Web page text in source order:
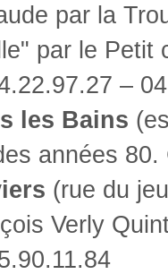
par la
par le Petit
–
les Bains
années
(rue du
Verly